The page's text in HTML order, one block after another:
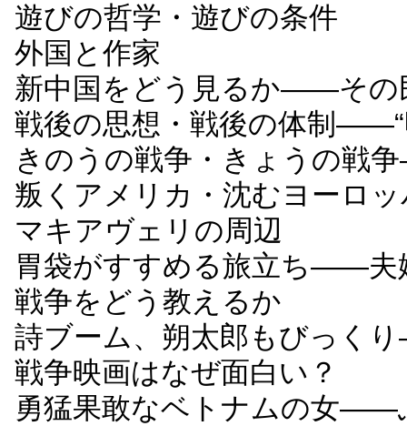
遊びの哲学・遊びの条件
外国と作家
新中国をどう見るか――その
戦後の思想・戦後の体制
きのうの戦争・きょうの戦
叛くアメリカ・沈むヨーロ
マキアヴェリの周辺
胃袋がすすめる旅立ち――夫
戦争をどう教えるか
詩ブーム、朔太郎もびっく
戦争映画はなぜ面白い？
勇猛果敢なベトナムの女――